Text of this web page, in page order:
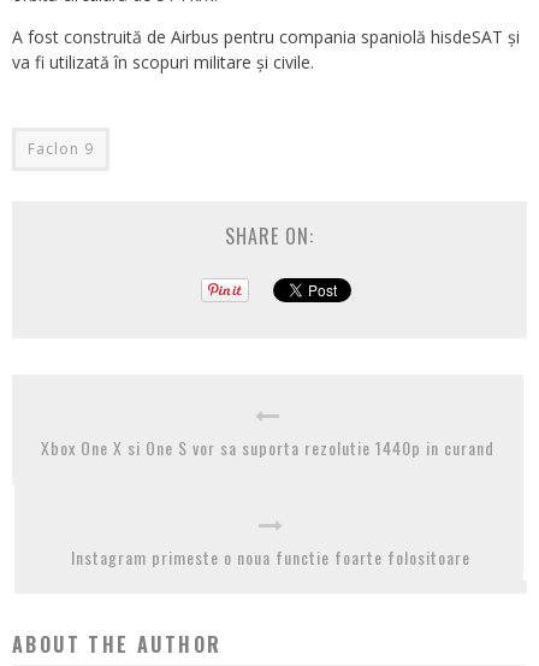
A fost construită de Airbus pentru compania spaniolă hisdeSAT și
va fi utilizată în scopuri militare și civile.
Faclon 9
SHARE ON:
Xbox One X si One S vor sa suporta rezolutie 1440p in curand
Instagram primeste o noua functie foarte folositoare
ABOUT THE AUTHOR